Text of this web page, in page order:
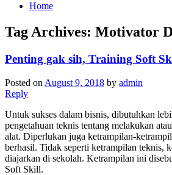
Home
Tag Archives: Motivator
Penting gak sih, Training Soft
Posted on August 9, 2018 by admin
Reply
Untuk sukses dalam bisnis, dibutuhkan
pengetahuan teknis tentang melakukan
alat. Diperlukan juga ketrampilan-
berhasil. Tidak seperti ketrampilan teknis,
diajarkan di sekolah. Ketrampilan ini
Soft Skill.